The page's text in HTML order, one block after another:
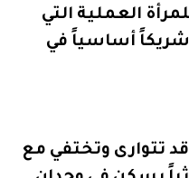
العملية التي
شريكاً أساسياً في
قد تتوارى وتختفي مع